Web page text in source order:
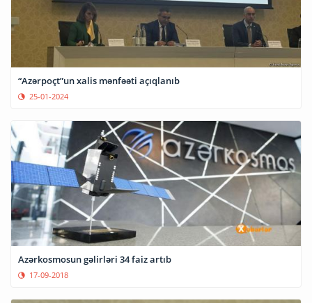
“Azərpoçt”un xalis mənfəəti açıqlanıb
25-01-2024
Azərkosmosun gəlirləri 34 faiz artıb
17-09-2018